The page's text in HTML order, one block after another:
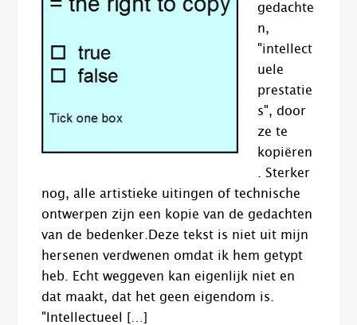
gedachte
n,
"intellect
uele
prestatie
s", door
ze te
kopiëren
. Sterker
nog, alle artistieke uitingen of technische
ontwerpen zijn een kopie van de gedachten
van de bedenker.Deze tekst is niet uit mijn
hersenen verdwenen omdat ik hem getypt
heb. Echt weggeven kan eigenlijk niet en
dat maakt, dat het geen eigendom is.
"Intellectueel […]